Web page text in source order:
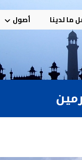
ما لدينا أصول